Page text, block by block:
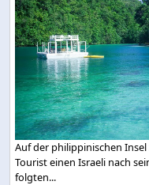
Auf der philippinischen
Tourist einen Israeli nach
folgten...